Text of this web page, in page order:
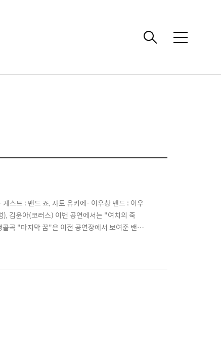
메
스트 : 밴드 죠, 사토 유키에- 이우창 밴드 : 이우
김윤아(코러스) 이번 공연에서는 "여치의 죽
곡 "마지막 꿈"은 이전 공연장에서 보여준 밴드
대수 + 이우창 밴드 (리허설) 2. 게스트 (사토 유